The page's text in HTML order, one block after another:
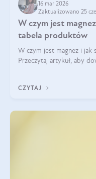
16 mar 2026
Zaktualizowano 25
W czym jest
tabela produktów
W czym jest magnez i jak
Przeczytaj artykuł, aby
CZYTAJ